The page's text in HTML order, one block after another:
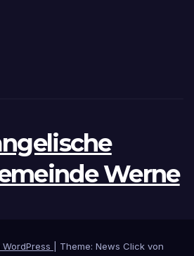
Werne
Theme: News Click von